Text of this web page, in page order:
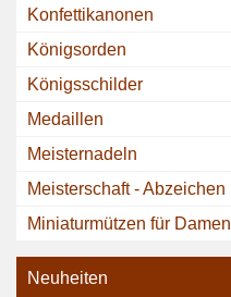
Konfettikanonen
Königsorden
Königsschilder
Medaillen
Meisternadeln
Meisterschaft - Abzeichen
Miniaturmützen für Damen
Neuheiten